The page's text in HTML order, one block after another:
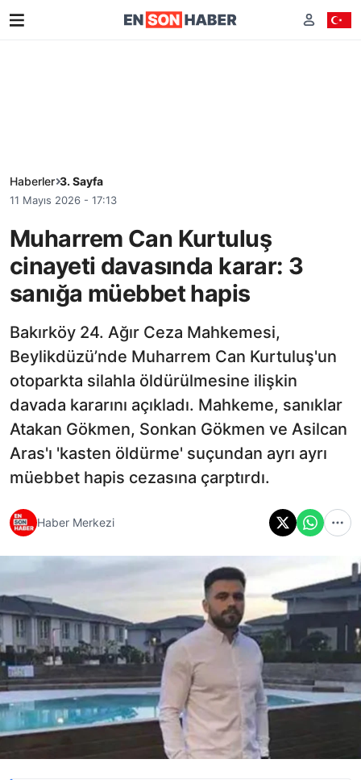
Haberler 3. Sayfa
11 Mayıs 2026 - 17:13
Muharrem Can Kurtuluş
cinayeti davasında karar: 3
sanığa müebbet hapis
Bakırköy 24. Ağır Ceza Mahkemesi,
Beylikdüzü’nde Muharrem Can Kurtuluş'un
otoparkta silahla öldürülmesine ilişkin
davada kararını açıkladı. Mahkeme, sanıklar
Atakan Gökmen, Sonkan Gökmen ve Asilcan
Aras'ı 'kasten öldürme' suçundan ayrı ayrı
müebbet hapis cezasına çarptırdı.
Haber Merkezi